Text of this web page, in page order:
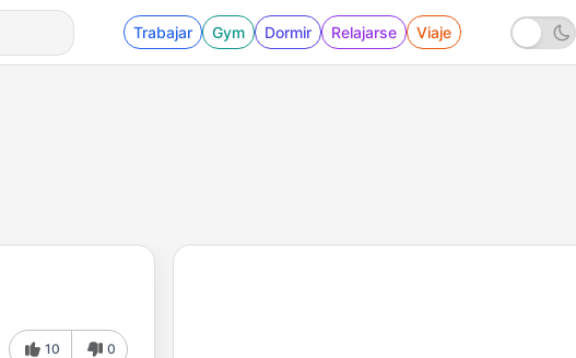
Trabajar Gym Dormir Relajarse Viaje
10 0